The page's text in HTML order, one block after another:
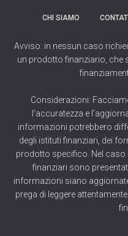
CHI SIAMO
Avviso: in nessun caso
un prodotto finanziario, che
Considerazioni:
l’accuratezza e
informazioni potrebbero
degli istituti finanziari, dei
prodotto specifico. Nel caso
finanziari sono
informazioni siano
prega di leggere